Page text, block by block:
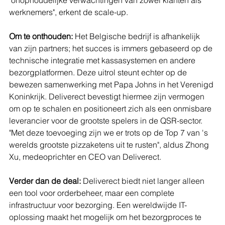
werknemers", erkent de scale-up.
Om te onthouden: Het Belgische bedrijf is afhankelijk
van zijn partners; het succes is immers gebaseerd op de
technische integratie met kassasystemen en andere
bezorgplatformen. Deze uitrol steunt echter op de
bewezen samenwerking met Papa Johns in het Verenigd
Koninkrijk. Deliverect bevestigt hiermee zijn vermogen
om op te schalen en positioneert zich als een onmisbare
leverancier voor de grootste spelers in de QSR-sector.
"Met deze toevoeging zijn we er trots op de Top 7 van 's
werelds grootste pizzaketens uit te rusten", aldus Zhong
Xu, medeoprichter en CEO van Deliverect.
Verder dan de deal: Deliverect biedt niet langer alleen
een tool voor orderbeheer, maar een complete
infrastructuur voor bezorging. Een wereldwijde IT-
oplossing maakt het mogelijk om het bezorgproces te